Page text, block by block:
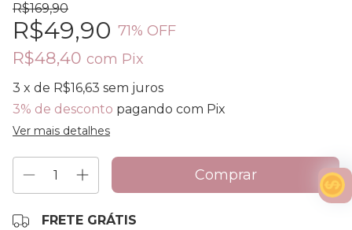
R$169,90
R$49,90 71% OFF
R$48,40 com Pix
3 x de R$16,63 sem juros
3% de desconto pagando com Pix
Ver mais detalhes
FRETE GRÁTIS